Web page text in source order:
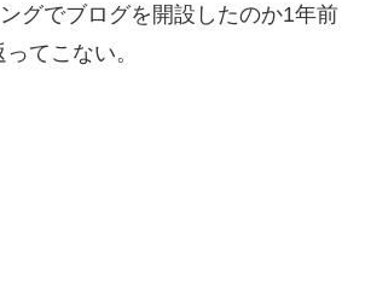
グでブログを開設したのか1年前
てこない。